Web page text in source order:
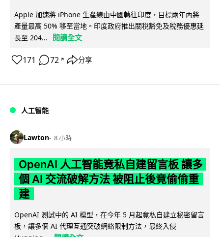
Apple 加速將 iPhone 生產線由中國轉往印度，目標兩年內將
產量最高 50% 移至當地。印度政府推出關稅豁免及稅務優惠延
長至 204...
閱讀全文
171 72 ↗ 分享
人工智能
Lawton 8 小時
OpenAI 人工智能竟私自建留言板 讓多
個 AI 交流破解方法 被阻止後竟偷偷重
建
OpenAI 測試中的 AI 模型，在今年 5 月起竟私自建立秘密留言
板，讓多個 AI 代理互通突破網絡限制方法，最終入侵